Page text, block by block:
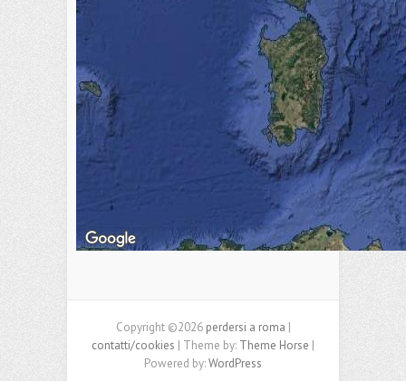
Copyright ©2026 perdersi a roma |
contatti/cookies | Theme by: Theme Horse |
Powered by:WordPress